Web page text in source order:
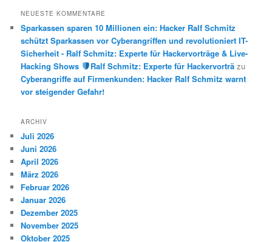
NEUESTE KOMMENTARE
Sparkassen sparen 10 Millionen ein: Hacker Ralf Schmitz
schützt Sparkassen vor Cyberangriffen und revolutioniert IT-
Sicherheit - Ralf Schmitz: Experte für Hackervorträge & Live-
Hacking Shows
Ralf Schmitz: Experte für Hackervorträzu
Cyberangriffe auf Firmenkunden: Hacker Ralf Schmitz warnt
vor steigender Gefahr!
ARCHIV
Juli 2026
Juni 2026
April 2026
März 2026
Februar 2026
Januar 2026
Dezember 2025
November 2025
Oktober 2025